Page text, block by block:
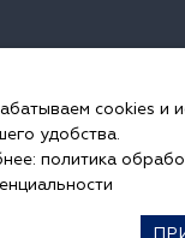
публичной
обращаться к
и аналитические
и соглашаетесь с
своего
cookies и
удобства.
политика